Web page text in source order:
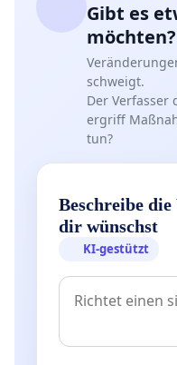
Gibt es
möchten?
schweigt.
Der Verfasser
ergriff
tun?
Beschreibe
dir wünschst
KI-gestützt